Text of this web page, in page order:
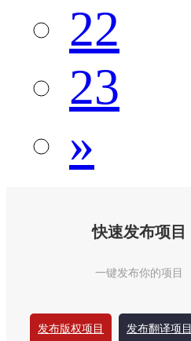
22
23
»
快速发布项目
一键发布你的项目
发布版权项目 发布翻译项目